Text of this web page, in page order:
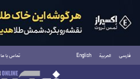
فارسی العربية English تماس با ما
یکشنبه ۱۸ مرداد ۱۴۰۵